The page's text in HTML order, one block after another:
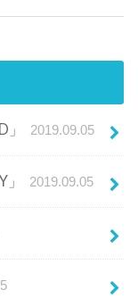
」 2019.09.05
2019.09.05